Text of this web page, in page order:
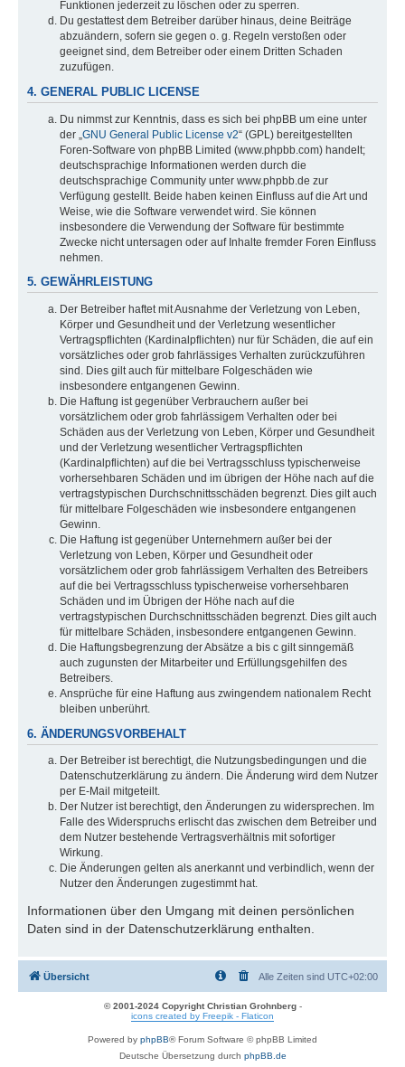
Funktionen jederzeit zu löschen oder zu sperren.
Du gestattest dem Betreiber darüber hinaus, deine Beiträge
abzuändern, sofern sie gegen o. g. Regeln verstoßen oder
geeignet sind, dem Betreiber oder einem Dritten Schaden
zuzufügen.
4. GENERAL PUBLIC LICENSE
Du nimmst zur Kenntnis, dass es sich bei phpBB um eine unter
der „ GNU General Public License v2“ (GPL) bereitgestellten
Foren-Software von phpBB Limited (www.phpbb.com) handelt;
deutschsprachige Informationen werden durch die
deutschsprachige Community unter www.phpbb.de zur
Verfügung gestellt. Beide haben keinen Einfluss auf die Art und
Weise, wie die Software verwendet wird. Sie können
insbesondere die Verwendung der Software für bestimmte
Zwecke nicht untersagen oder auf Inhalte fremder Foren Einfluss
nehmen.
5. GEWÄHRLEISTUNG
Der Betreiber haftet mit Ausnahme der Verletzung von Leben,
Körper und Gesundheit und der Verletzung wesentlicher
Vertragspflichten (Kardinalpflichten) nur für Schäden, die auf ein
vorsätzliches oder grob fahrlässiges Verhalten zurückzuführen
sind. Dies gilt auch für mittelbare Folgeschäden wie
insbesondere entgangenen Gewinn.
Die Haftung ist gegenüber Verbrauchern außer bei
vorsätzlichem oder grob fahrlässigem Verhalten oder bei
Schäden aus der Verletzung von Leben, Körper und Gesundheit
und der Verletzung wesentlicher Vertragspflichten
(Kardinalpflichten) auf die bei Vertragsschluss typischerweise
vorhersehbaren Schäden und im übrigen der Höhe nach auf die
vertragstypischen Durchschnittsschäden begrenzt. Dies gilt auch
für mittelbare Folgeschäden wie insbesondere entgangenen
Gewinn.
Die Haftung ist gegenüber Unternehmern außer bei der
Verletzung von Leben, Körper und Gesundheit oder
vorsätzlichem oder grob fahrlässigem Verhalten des Betreibers
auf die bei Vertragsschluss typischerweise vorhersehbaren
Schäden und im Übrigen der Höhe nach auf die
vertragstypischen Durchschnittsschäden begrenzt. Dies gilt auch
für mittelbare Schäden, insbesondere entgangenen Gewinn.
Die Haftungsbegrenzung der Absätze a bis c gilt sinngemäß
auch zugunsten der Mitarbeiter und Erfüllungsgehilfen des
Betreibers.
Ansprüche für eine Haftung aus zwingendem nationalem Recht
bleiben unberührt.
6. ÄNDERUNGSVORBEHALT
Der Betreiber ist berechtigt, die Nutzungsbedingungen und die
Datenschutzerklärung zu ändern. Die Änderung wird dem Nutzer
per E-Mail mitgeteilt.
Der Nutzer ist berechtigt, den Änderungen zu widersprechen. Im
Falle des Widerspruchs erlischt das zwischen dem Betreiber und
dem Nutzer bestehende Vertragsverhältnis mit sofortiger
Wirkung.
Die Änderungen gelten als anerkannt und verbindlich, wenn der
Nutzer den Änderungen zugestimmt hat.
Informationen über den Umgang mit deinen persönlichen
Daten sind in der Datenschutzerklärung enthalten.
Übersicht Alle Zeiten sind UTC+02:00
© 2001-2024 Copyright Christian Grohnberg-
icons created by Freepik - Flaticon
Powered by phpBB® Forum Software © phpBB Limited
Deutsche Übersetzung durch phpBB.de